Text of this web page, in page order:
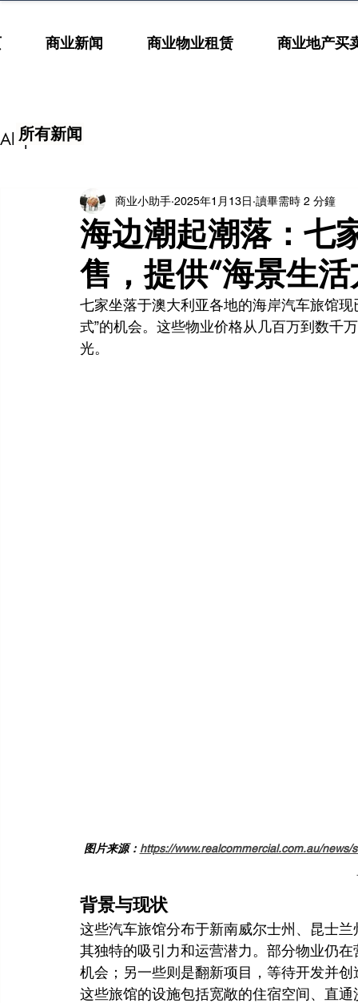
商业新闻 商业物业租赁 商业地产买
All posts
海边潮起潮落：七
售，提供“海景生活
商业小助手 2025年1月13日 讀畢需時 2 分鐘
七家坐落于澳大利亚各地的海岸汽车旅馆
式”的机会。这些物业价格从几百万到数千
光。
图片来源： https://www.realcommercial.com.au/
背景与现状
这些汽车旅馆分布于新南威尔士州、昆士
其独特的吸引力和运营潜力。部分物业仍
机会；另一些则是翻新项目，等待开发并创
这些旅馆的设施包括宽敞的住宿空间、直
所有新闻